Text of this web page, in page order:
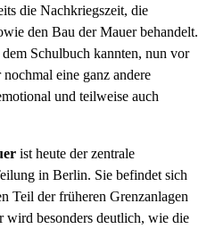
die Nachkriegszeit, die
den Bau der Mauer behandelt.
Schulbuch kannten, nun vor
eine ganz andere
und teilweise auch
ist heute der zentrale
in Berlin. Sie befindet sich
Teil der früheren Grenzanlagen
wird besonders deutlich, wie die